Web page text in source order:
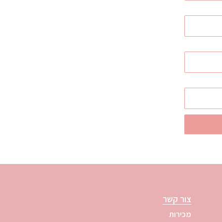
צור קשר
מכירות